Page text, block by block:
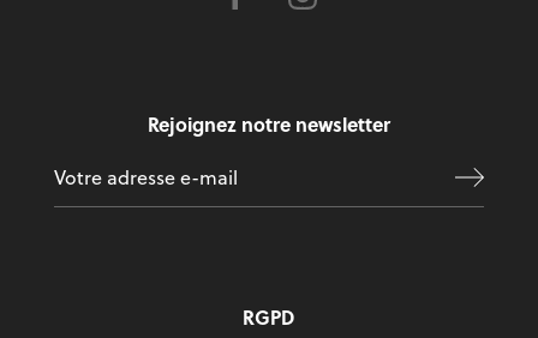
Rejoignez notre newsletter
RGPD